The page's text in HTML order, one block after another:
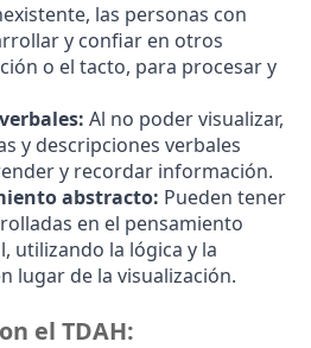
las personas con
y confiar en otros
o el tacto, para procesar y
Al no poder visualizar,
y descripciones verbales
y recordar información.
abstracto: Pueden tener
en el pensamiento
utilizando la lógica y la
lugar de la visualización.
el TDAH: